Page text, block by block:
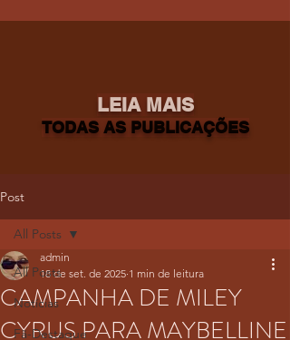
LEIA MAIS
TODAS AS PUBLICAÇÕES
Post
All Posts
Notícias
Fã-Destaque
All Posts
CAMPANHA DE MILEY
CYRUS PARA MAYBELLINE
admin
18 de set. de 2025 1 min de leitura